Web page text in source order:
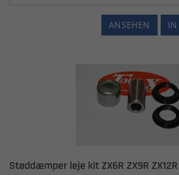
ANSEHEN
Støddæmper leje kit ZX6R ZX9R ZX12R